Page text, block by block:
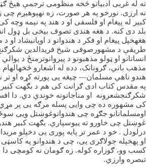
ته له غربی ادبیاتو څخه منظومی ترجمې هیڅ
نه ارزی. نورخو په هر صورت، زه نهپوهیږم چی
کبیر له پیغام او فلسفی او د هند په نیمه
بلد دی کنه. د هغه هندی تصوف بیخی بل ډول
هغهخپل پیغام او فکر د هندوانو د اوپانیشاد او
طریقې د مشهورصوفی شیخ فریدالدین
انسانانو او ټولو مذهبونو د پیروانوترمنځ د
مذهب باني، ګرونانک، دده له اشعارو
هندو ناهي مسلمان— چیغه یی پورته کړه او تر
په مقدس کتاب ادی ګرانت کی هم د بګهت کبیر
شکرګنجشعرونه او مناجاتونه خوندي دي. دا
کی مشهوره ده چی وایی پسله مرګه یی پر مړي
اومسلمانانو جګړه چی هندوانوغوښتل ویی
غوښتل چی خاورو ته ییوسپاري. بګهت کبیر
درلودل . خو د عمر تر پایه پوری یی دخپلو
او پهخپله جولاګری یی، چی د هندوانو په
کسب وو، ګوزاره کوله. زه ګومان نه کومچی
تبصره وارزي.